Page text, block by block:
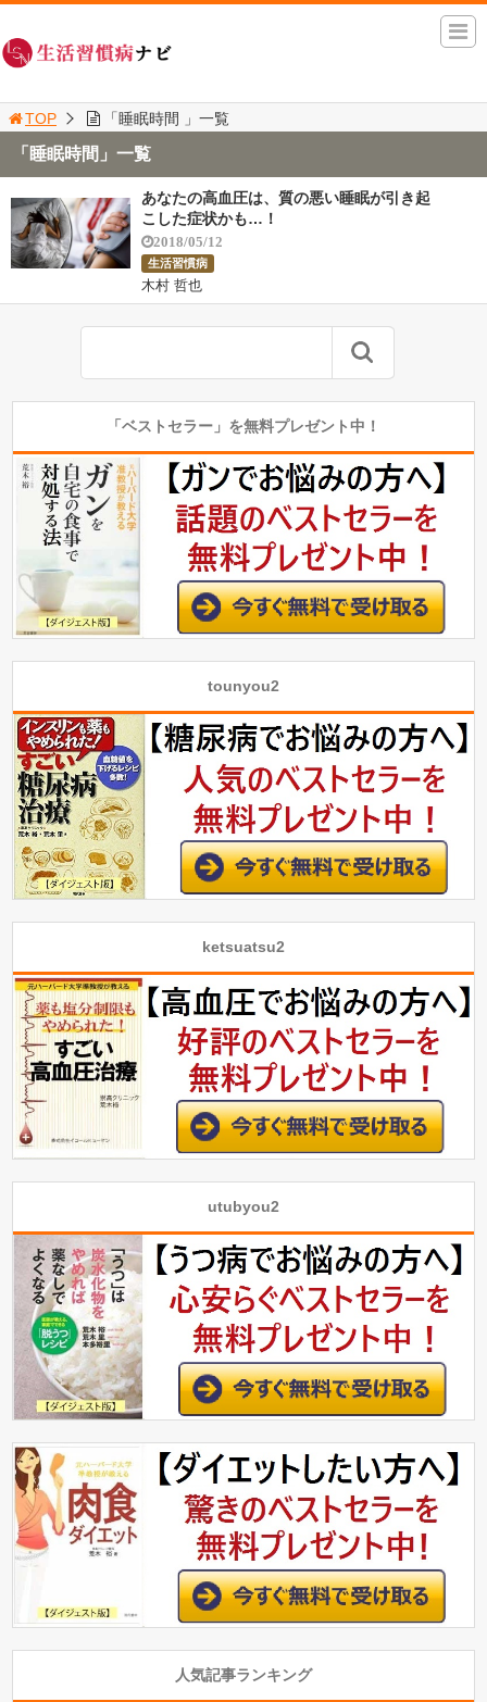
TOP 「睡眠時間 」一覧
「睡眠時間」一覧
あなたの高血圧は、質の悪い睡眠が引き起
こした症状かも…！
2018/05/12
生活習慣病
木村 哲也
「ベストセラー」を無料プレゼント中！
tounyou2
ketsuatsu2
utubyou2
人気記事ランキング